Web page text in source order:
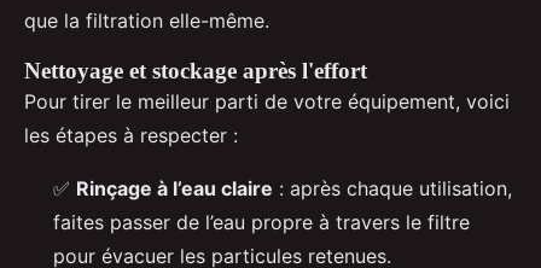
que la filtration elle-même.
Nettoyage et stockage après l'effort
Pour tirer le meilleur parti de votre équipement, voici
les étapes à respecter :
✅ Rinçage à l’eau claire : après chaque utilisation,
faites passer de l’eau propre à travers le filtre
pour évacuer les particules retenues.